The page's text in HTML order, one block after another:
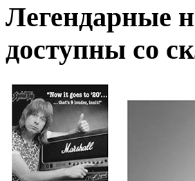
Легендарные
доступны со